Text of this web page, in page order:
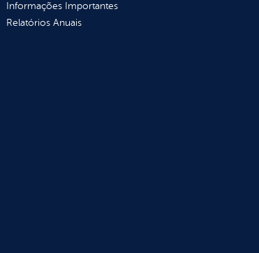
Informações Importantes
Relatórios Anuais